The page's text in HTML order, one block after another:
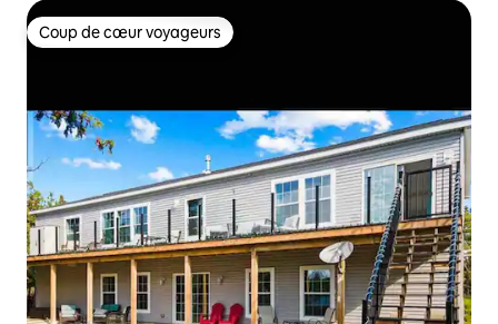
Coup de cœur voyageurs
Coup de cœur voyageurs